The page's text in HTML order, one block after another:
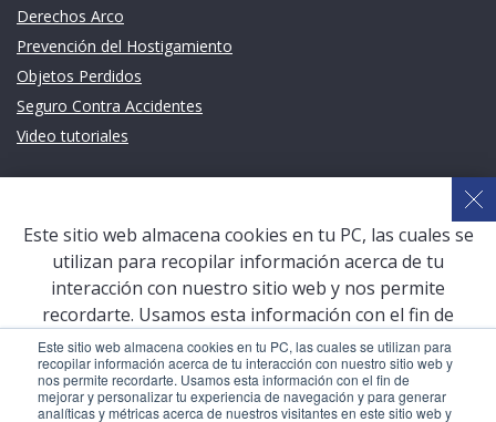
Este sitio web almacena cookies en tu PC, las cuales se utilizan para
recopilar información acerca de tu interacción con nuestro sitio web y
nos permite recordarte. Usamos esta información con el fin de
mejorar y personalizar tu experiencia de navegación y para generar
analíticas y métricas acerca de nuestros visitantes en este sitio web y
Derechos Arco
Prevención del Hostigamiento
Objetos Perdidos
Seguro Contra Accidentes
Video tutoriales
Sistema de Gestión Académica (SGA)
Defensoría Universitaria
Terceros vinculados
San Pablo Mail
Aula Virtual Pregrado
Aula Virtual Postgrado
Este sitio web almacena cookies en tu PC, las cuales se
utilizan para recopilar información acerca de tu
interacción con nuestro sitio web y nos permite
recordarte. Usamos esta información con el fin de
mejorar y personalizar tu experiencia de navegación y
para generar analíticas y métricas acerca de nuestros
visitantes en este sitio web y otros medios de